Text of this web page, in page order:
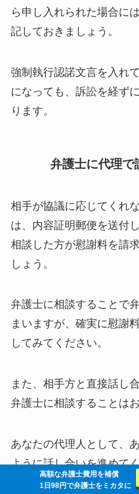
ら申し入れられた場合に
記しておきましょう。
強制執行認諾文言を入れ
になっても、訴訟を経ず
ります。
弁護士に代理で
相手が協議に応じてくれ
は、内容証明郵便を送付
相談した方が慰謝料を請
しょう。
弁護士に相談することで
まいますが、確実に慰謝
してみてください。
また、相手方と直接話し
弁護士に相談することは
あなたの代理人として、
ように話し合いを進めて
心の傷はこれ以上広がら
高額な弁護士費用を補償
1日98円で弁護士をミカタに